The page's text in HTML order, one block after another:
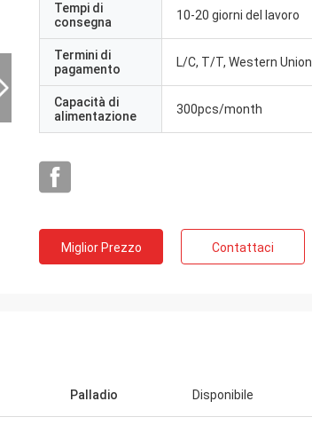
distributore commerciale ottico
Tempi di
consegna
10-20 giorni del lavoro
Termini di
pagamento
L/C, T/T, Western Union
Capacità di
alimentazione
300pcs/month
Miglior Prezzo Contattaci
Palladio Disponibile